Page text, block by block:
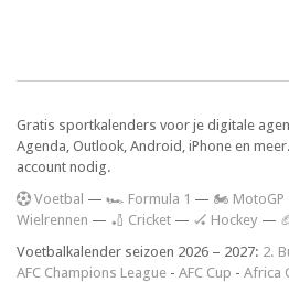
Gratis sportkalenders voor je digitale
Agenda, Outlook, Android, iPhone en
account nodig.
Voetbal — 🏎️ Formula 1 — 🏍 MotoGP
Wielrennen — 🏏 Cricket — 🏑 Hockey —
Voetbalkalender seizoen 2026 – 2027: 2.
AFC Champions League - AFC Cup - Africa